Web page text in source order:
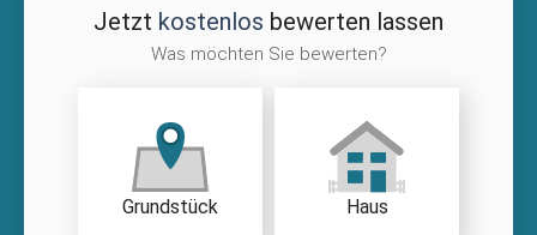
Jetzt kostenlos bewerten lassen
Was möchten Sie bewerten?
Grundstück Haus